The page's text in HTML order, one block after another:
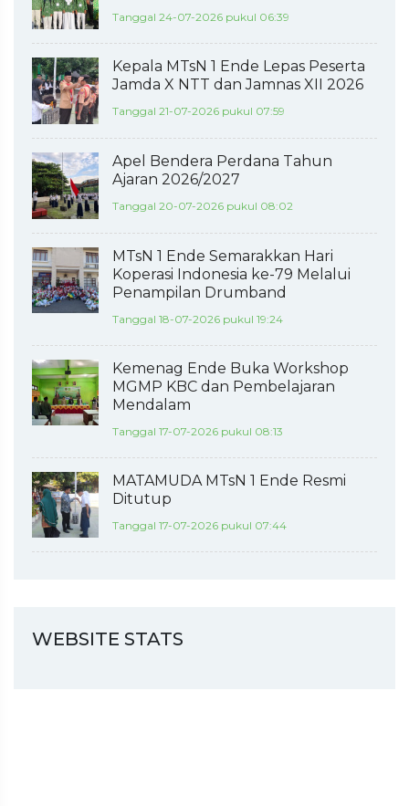
Tanggal 24-07-2026 pukul 06:39
Kepala MTsN 1 Ende Lepas Peserta
Jamda X NTT dan Jamnas XII 2026
Tanggal 21-07-2026 pukul 07:59
Apel Bendera Perdana Tahun
Ajaran 2026/2027
Tanggal 20-07-2026 pukul 08:02
MTsN 1 Ende Semarakkan Hari
Koperasi Indonesia ke-79 Melalui
Penampilan Drumband
Tanggal 18-07-2026 pukul 19:24
Kemenag Ende Buka Workshop
MGMP KBC dan Pembelajaran
Mendalam
Tanggal 17-07-2026 pukul 08:13
MATAMUDA MTsN 1 Ende Resmi
Ditutup
Tanggal 17-07-2026 pukul 07:44
WEBSITE STATS